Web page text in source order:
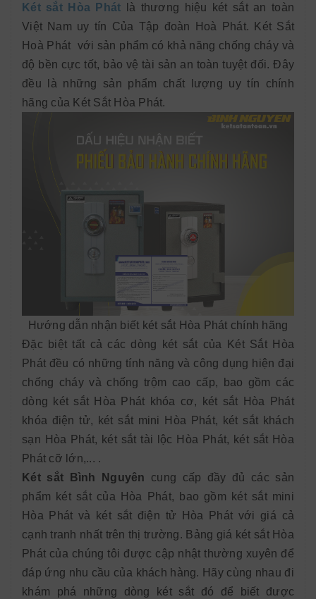
Két sắt Hòa Phát
là thương hiệu két sắt an toàn
Việt Nam uy tín Của Tập đoàn Hoà Phát. Két Sắt
Hoà Phát với sản phẩm có khả năng chống cháy và
độ bền cực tốt, bảo vệ tài sản an toàn tuyệt đối.Đây
đều là những sản phẩm chất lượng uy tín chính
hãng của Két Sắt Hòa Phát.
Hướng dẫn nhận biết két sắt Hòa Phát chính hãng
Đặc biệt tất cả các dòng két sắt của Két Sắt Hòa
Phát đều có những tính năng và công dụng hiện đại
chống cháy và chống trộm cao cấp, bao gồm các
dòng két sắt Hòa Phát khóa cơ, két sắt Hòa Phát
khóa điện tử, két sắt mini Hòa Phát, két sắt khách
sạn Hòa Phát, két sắt tài lộc Hòa Phát, két sắt Hòa
Phát cỡ lớn,... .
Két sắt Bình Nguyên cung cấp đầy đủ các sản
phẩm két sắt của Hòa Phát, bao gồm két sắt mini
Hòa Phát và két sắt điện tử Hòa Phát với giá cả
cạnh tranh nhất trên thị trường. Bảng giá két sắt Hòa
Phát của chúng tôi được cập nhật thường xuyên để
đáp ứng nhu cầu của khách hàng. Hãy cùng nhau đi
khám phá những dòng két sắt đó để biết được